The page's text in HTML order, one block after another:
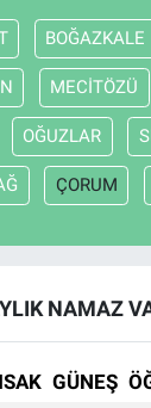
BOĞAZKALE
MECİTÖZÜ
OĞUZLAR
ÇORUM
NAMAZ
GÜNEŞ